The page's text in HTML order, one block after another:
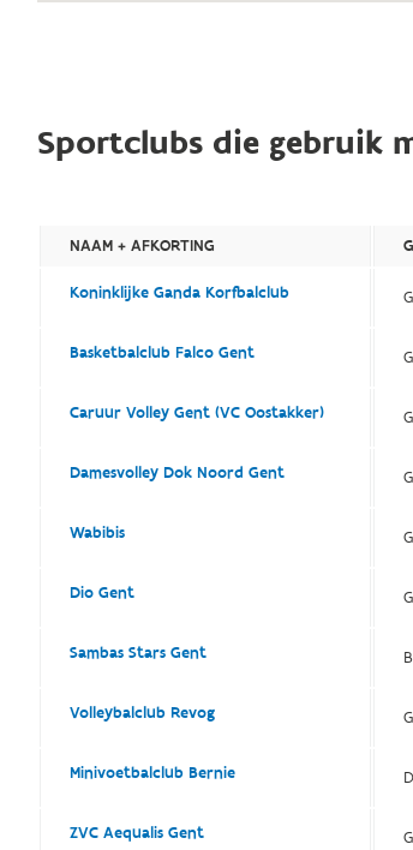
Sportclubs die gebruik
NAAM + AFKORTING
Koninklijke Ganda Korfbalclub
Basketbalclub Falco Gent
Caruur Volley Gent (VC Oostakker)
Damesvolley Dok Noord Gent
Wabibis
Dio Gent
Sambas Stars Gent
Volleybalclub Revog
Minivoetbalclub Bernie
ZVC Aequalis Gent